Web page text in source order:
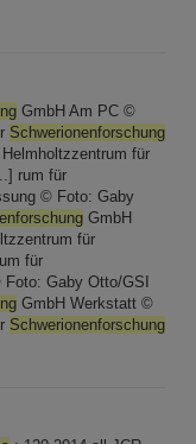
GmbH Am PC ©
Schwerionenforschung
für
rum für
© Foto: Gaby
GmbH
für
für
Gaby Otto/GSI
GmbH Werkstatt ©
Schwerionenforschung